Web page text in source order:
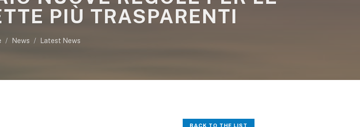
PIÙ TRASPARENTI
News Latest News
BACK TO THE LIST